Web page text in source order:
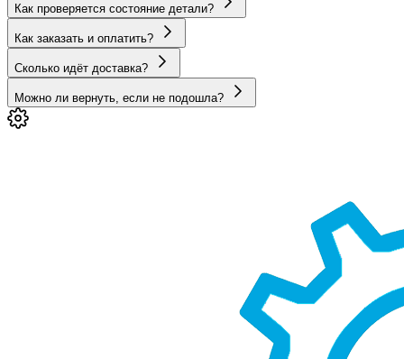
Как проверяется состояние детали?
Как заказать и оплатить?
Сколько идёт доставка?
Можно ли вернуть, если не подошла?